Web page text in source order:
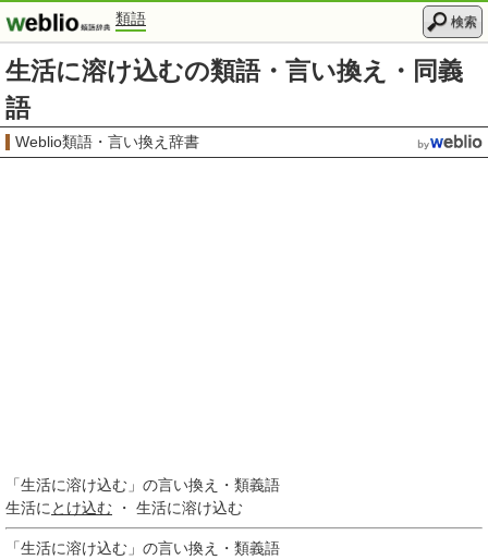
類語 検索
生活に溶け込むの類語・言い換え・同義
語
Weblio類語・言い換え辞書
「生活に溶け込む 」の言い換え・類義語
生活に とけ込む ・ 生活に溶け込む
「生活に溶け込む 」の言い換え・類義語